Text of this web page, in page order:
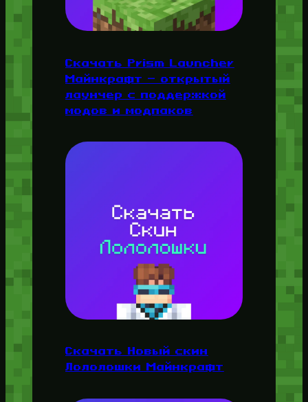
Скачать Prism Launcher
Майнкрафт — открытый
лаунчер с поддержкой
модов и модпаков
Скачать Новый скин
Лололошки Майнкрафт